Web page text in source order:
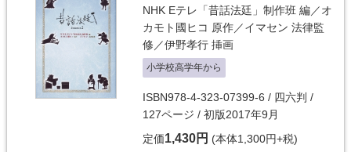
NHK Eテレ「昔話法廷」制作班 編／オ
カモト國ヒコ 原作／イマセン 法律監
修／伊野孝行 挿画
小学校高学年から
ISBN978-4-323-07399-6 / 四六判 /
127ページ / 初版2017年9月
定価1,430円 (本体1,300円+税)